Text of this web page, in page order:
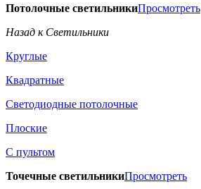
Потолочные светильникиПросмотреть
Назад к Светильники
Круглые
Квадратные
Светодиодные потолочные
Плоские
С пультом
Точечные светильникиПросмотреть